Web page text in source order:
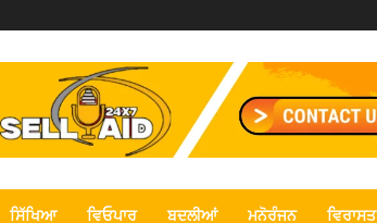
ਸਿੱਖਿਆ ਵਿਓਪਾਰ ਬਦਲੀਆਂ ਮਨੋਰੰਜਨ ਵਿਰਾਸਤ